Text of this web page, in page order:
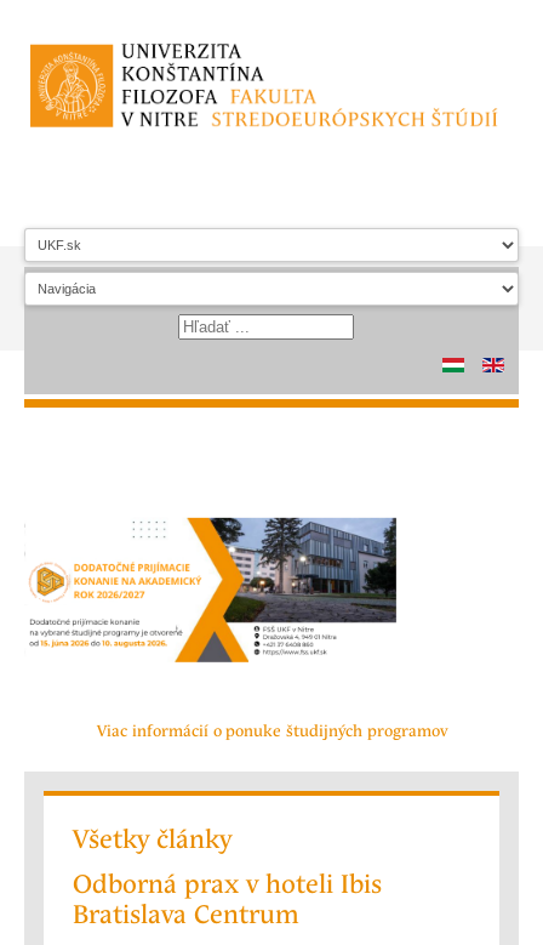
Viac informácií o ponuke študijných programov
Všetky články
Odborná prax v hoteli Ibis
Bratislava Centrum